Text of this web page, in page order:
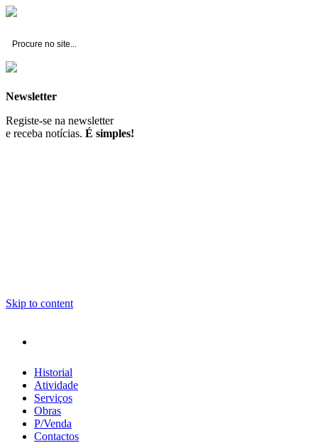
Newsletter
Registe-se na newsletter
e receba notícias. É simples!
Skip to content
Historial
Atividade
Serviços
Obras
P/Venda
Contactos